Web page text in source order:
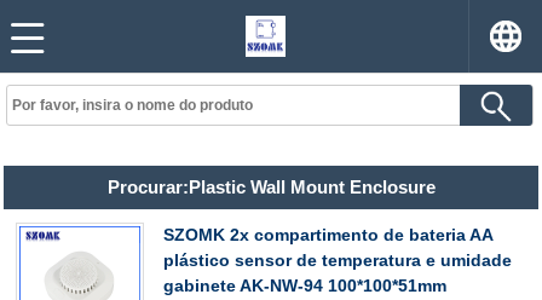
Procurar:Plastic Wall Mount Enclosure
SZOMK 2x compartimento de bateria AA
plástico sensor de temperatura e umidade
gabinete AK-NW-94 100*100*51mm